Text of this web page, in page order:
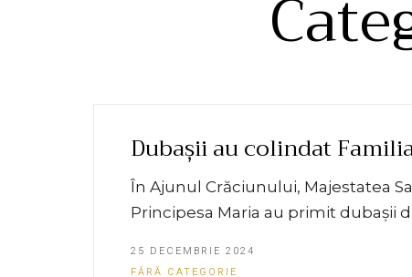
Dubașii au colindat
În Ajunul Crăciunului, Majestatea
Principesa Maria au primit dubașii
25 DECEMBRIE 2024
FĂRĂ CATEGORIE